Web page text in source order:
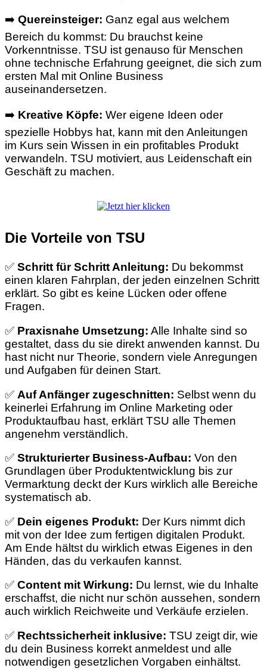
➡️ Quereinsteiger: Ganz egal aus welchem
Bereich du kommst: Du brauchst keine
Vorkenntnisse. TSU ist genauso für Menschen
ohne technische Erfahrung geeignet, die sich zum
ersten Mal mit Online Business
auseinandersetzen.
➡️ Kreative Köpfe: Wer eigene Ideen oder
spezielle Hobbys hat, kann mit den Anleitungen
im Kurs sein Wissen in ein profitables Produkt
verwandeln. TSU motiviert, aus Leidenschaft ein
Geschäft zu machen.
Die Vorteile von TSU
✅ Schritt für Schritt Anleitung: Du bekommst
einen klaren Fahrplan, der jeden einzelnen Schritt
erklärt. So gibt es keine Lücken oder offene
Fragen.
✅ Praxisnahe Umsetzung: Alle Inhalte sind so
gestaltet, dass du sie direkt anwenden kannst. Du
hast nicht nur Theorie, sondern viele Anregungen
und Aufgaben für deinen Start.
✅ Auf Anfänger zugeschnitten: Selbst wenn du
keinerlei Erfahrung im Online Marketing oder
Produktaufbau hast, erklärt TSU alle Themen
angenehm verständlich.
✅ Strukturierter Business-Aufbau: Von den
Grundlagen über Produktentwicklung bis zur
Vermarktung deckt der Kurs wirklich alle Bereiche
systematisch ab.
✅ Dein eigenes Produkt: Der Kurs nimmt dich
mit von der Idee zum fertigen digitalen Produkt.
Am Ende hältst du wirklich etwas Eigenes in den
Händen, das du verkaufen kannst.
✅ Content mit Wirkung: Du lernst, wie du Inhalte
erschaffst, die nicht nur schön aussehen, sondern
auch wirklich Reichweite und Verkäufe erzielen.
✅ Rechtssicherheit inklusive: TSU zeigt dir, wie
du dein Business korrekt anmeldest und alle
notwendigen gesetzlichen Vorgaben einhältst.